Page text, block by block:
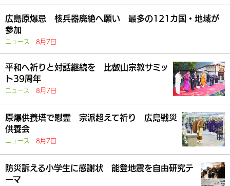
広島原爆忌 核兵器廃絶へ願い 最多の121カ国・地域が
参加
ニュース 8月7日
平和へ祈りと対話継続を 比叡山宗教サミッ
ト39周年
ニュース 8月7日
原爆供養塔で慰霊 宗派超えて祈り 広島戦災
供養会
ニュース 8月7日
防災訴える小学生に感謝状 能登地震を自由研究テ
ーマ